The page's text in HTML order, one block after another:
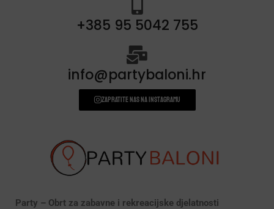
+385 95 5042 755
info@partybaloni.hr
Zapratite nas na instagramu
Party – Obrt za zabavne i rekreacijske djelatnosti